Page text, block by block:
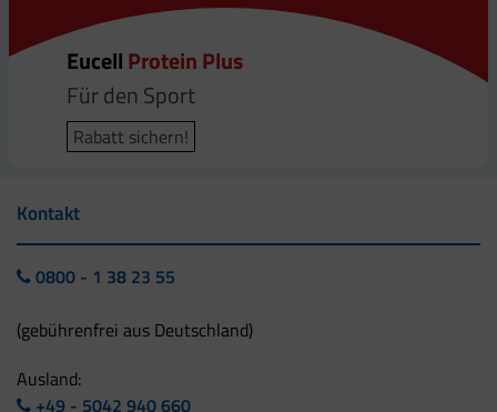
EucellProtein Plus
Für den Sport
Rabatt sichern!
Kontakt
0800 - 1 38 23 55
(gebührenfrei aus Deutschland)
Ausland:
+49 - 5042 940 660